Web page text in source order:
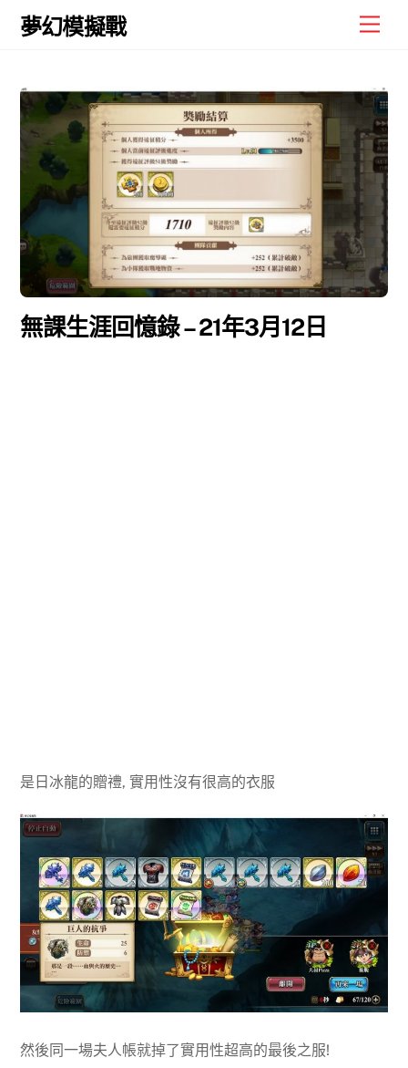
Skip
夢幻模擬戰
無課生涯回憶錄 – 21年3月12日
是日冰龍的贈禮, 實用性沒有很高的衣服
然後同一場夫人帳就掉了實用性超高的最後之服!